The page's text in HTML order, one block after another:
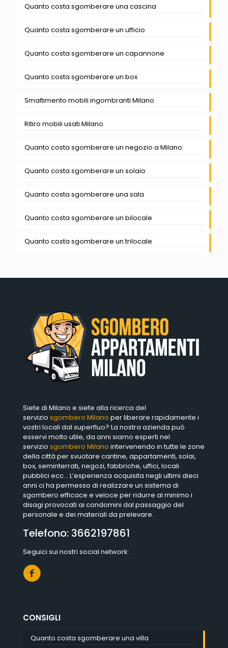
Quanto costa sgomberare una cascina
Quanto costa sgomberare un ufficio
Quanto costa sgomberare un capannone
Quanto costa sgomberare un box
Smaltimento mobili ingombranti Milano
Ritiro mobili usati Milano
Quanto costa sgomberare un negozio a Milano
Quanto costa sgomberare un solaio
Quanto costa sgomberare una sala
Quanto costa sgomberare un bilocale
Quanto costa sgomberare un trilocale
Siete di Milano e siete alla ricerca del
servizio sgombero Milano per liberare rapidamente i
vostri locali dal superfluo? La nostra azienda può
esservi molto utile, da anni siamo esperti nel
servizio sgombero Milano intervenendo in tutte le zone
della città per svuotare cantine, appartamenti, solai,
box, seminterrati, negozi, fabbriche, uffici, locali
pubblici ecc… L’esperienza acquisita negli ultimi dieci
anni ci ha permesso di realizzare un sistema di
sgombero efficace e veloce per ridurre al minimo i
disagi provocati ai condomini dal passaggio del
personale e dei materiali da prelevare.
Telefono: 3662197861
Seguici sui nostri social network:
CONSIGLI
Quanto costa sgomberare una villa